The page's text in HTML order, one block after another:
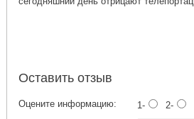
Оставить отзыв
Оцените информацию: 1- 2-